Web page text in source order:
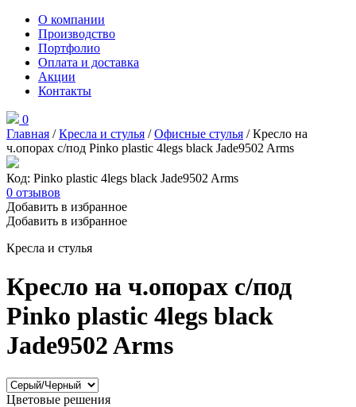
О компании
Производство
Портфолио
Оплата и доставка
Акции
Контакты
0
Главная /Кресла и стулья /Офисные стулья / Кресло на
ч.опорах с/под Pinko plastic 4legs black Jade9502 Arms
Код: Pinko plastic 4legs black Jade9502 Arms
0 отзывов
Добавить в избранное
Добавить в избранное
Кресла и стулья
Кресло на ч.опорах с/под
Pinko plastic 4legs black
Jade9502 Arms
Цветовые решения